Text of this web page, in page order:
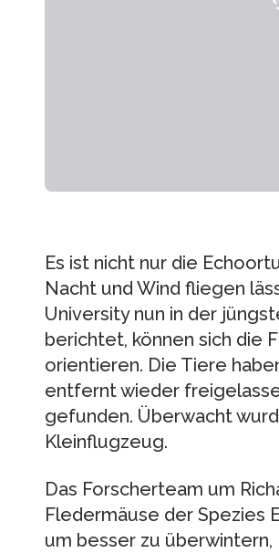
Es ist nicht nur die
Nacht und Wind fliegen
University nun in der
berichtet, können sich die
orientieren. Die Tiere
entfernt wieder
gefunden. Überwacht
Kleinflugzeug.
Das Forscherteam um
Fledermäuse der Spezies
um besser zu